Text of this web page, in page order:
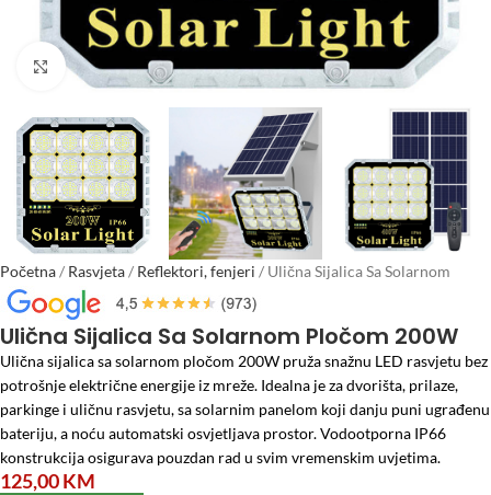
Click to enlarge
Početna/ Rasvjeta/ Reflektori, fenjeri / Ulična Sijalica Sa Solarnom
Pločom 200W
Ulična Sijalica Sa Solarnom Pločom 200W
Ulična sijalica sa solarnom pločom 200W pruža snažnu LED rasvjetu bez
potrošnje električne energije iz mreže. Idealna je za dvorišta, prilaze,
parkinge i uličnu rasvjetu, sa solarnim panelom koji danju puni ugrađenu
bateriju, a noću automatski osvjetljava prostor. Vodootporna IP66
konstrukcija osigurava pouzdan rad u svim vremenskim uvjetima.
125,00KM